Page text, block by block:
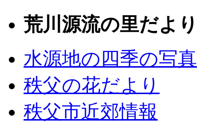
荒川源流の里だより
水源地の四季の写真
秩父の花だより
秩父市近郊情報